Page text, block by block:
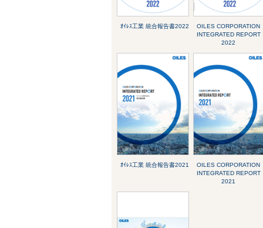
ｵｲﾚｽ工業 統合報告書2022
OILES CORPORATION
INTEGRATED REPORT
2022
ｵｲﾚｽ工業 統合報告書2021
OILES CORPORATION
INTEGRATED REPORT
2021